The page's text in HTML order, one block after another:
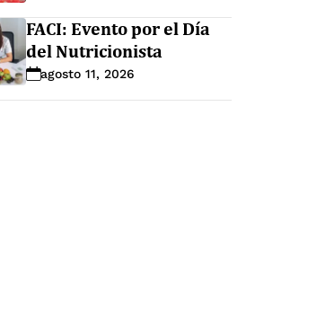
FACI: Evento por el Día
del Nutricionista
agosto 11, 2026